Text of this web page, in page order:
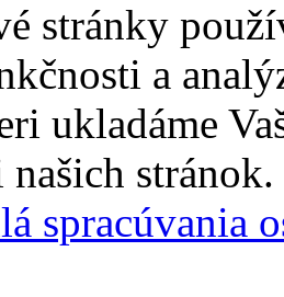
stránky
a
ukladáme
našich
spracúvania